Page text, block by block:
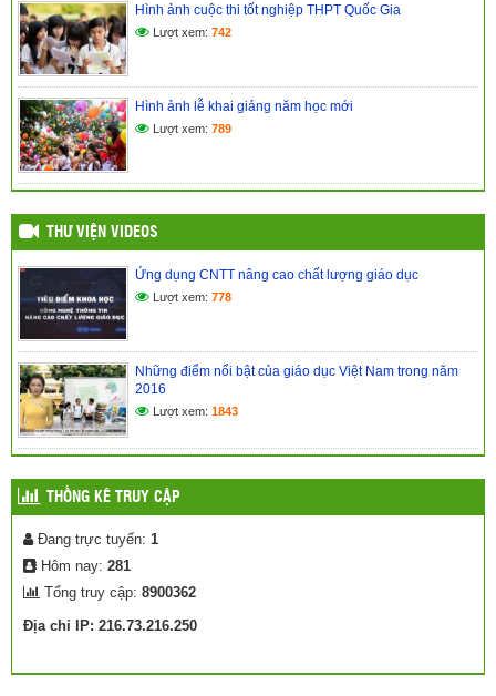
(24/03/2017)
Kế hoạch đổi mới giáo dục nâng cao chất lượng dạy và học
(24/03/2017)
Hình ảnh cuộc thi tốt nghiệp THPT Quốc Gia
Lượt xem: 742
Hình ảnh lễ khai giảng năm học mới
Lượt xem: 789
THƯ VIỆN VIDEOS
Ứng dụng CNTT nâng cao chất lượng giáo dục
Lượt xem: 778
Những điểm nổi bật của giáo dục Việt Nam trong năm
2016
Lượt xem: 1843
THỐNG KÊ TRUY CẬP
Đang trực tuyến: 1
Hôm nay: 281
Tổng truy cập: 8900362
Địa chỉ IP: 216.73.216.250